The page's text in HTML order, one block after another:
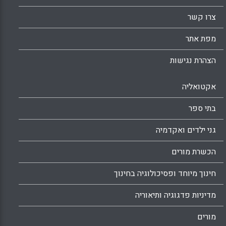
WhatsApp
Facebook
Email
X
צרו קשר
מפת אתר
הצהרת נגישות
אקטואליה
בתי ספר
גני ילדים ואקדמיה
הכשרת מורים
חינוך מיוחד ופסיכולוגיה בחינוך
מדיניות פדגוגיה ותיאוריה
מורים